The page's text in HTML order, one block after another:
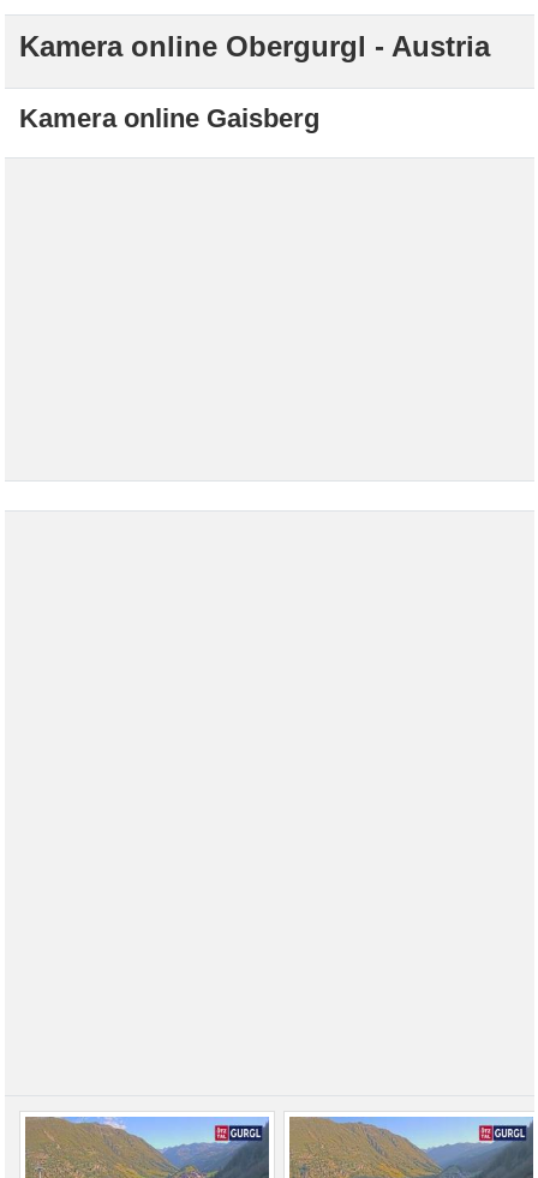
Kamera online Obergurgl - Austria
Kamera online Gaisberg